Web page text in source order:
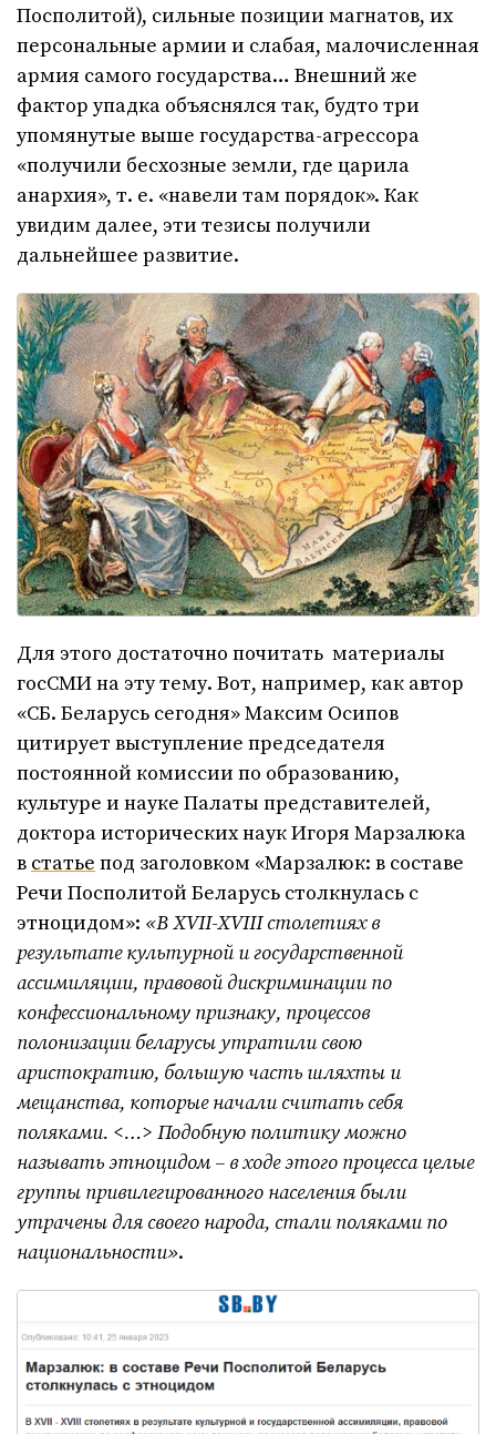
Посполитой), сильные позиции магнатов, их
персональные армии и слабая, малочисленная
армия самого государства… Внешний же
фактор упадка объяснялся так, будто три
упомянутые выше государства-агрессора
«получили бесхозные земли, где царила
анархия», т. е. «навели там порядок». Как
увидим далее, эти тезисы получили
дальнейшее развитие.
Для этого достаточно почитать материалы
госСМИ на эту тему. Вот, например, как автор
«СБ. Беларусь сегодня» Максим Осипов
цитирует выступление председателя
постоянной комиссии по образованию,
культуре и науке Палаты представителей,
доктора исторических наук Игоря Марзалюка
в статье под заголовком «Марзалюк: в составе
Речи Посполитой Беларусь столкнулась с
этноцидом»: «В XVII-XVIII столетиях в
результате культурной и государственной
ассимиляции, правовой дискриминации по
конфессиональному признаку, процессов
полонизации беларусы утратили свою
аристократию, большую часть шляхты и
мещанства, которые начали считать себя
поляками. <…> Подобную политику можно
называть этноцидом – в ходе этого процесса целые
группы привилегированного населения были
утрачены для своего народа, стали поляками по
национальности».